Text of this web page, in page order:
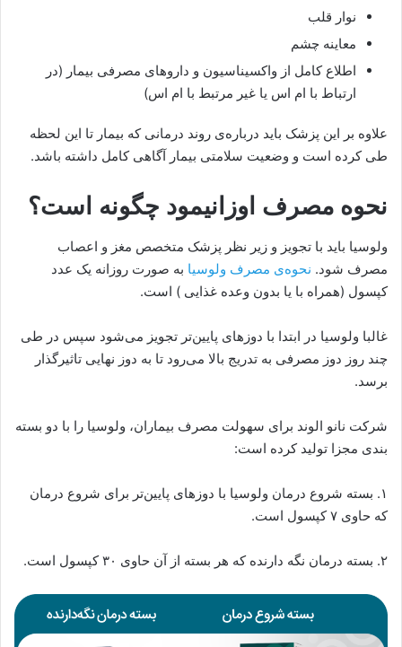
نوار قلب
معاینه چشم
اطلاع کامل از واکسیناسیون و داروهای مصرفی بیمار (در
ارتباط با ام اس یا غیر مرتبط با ام اس)
علاوه بر این پزشک باید درباره‌ی روند درمانی که بیمار تا این لحظه
طی کرده است و وضعیت سلامتی بیمار آگاهی کامل داشته باشد.
نحوه مصرف اوزانیمود چگونه است؟
ولوسیا باید با تجویز و زیر نظر پزشک متخصص مغز و اعصاب
مصرف شود. نحوه‌ی مصرف ولوسیا به صورت روزانه یک عدد
کپسول (همراه با یا بدون وعده غذایی ) است.
غالبا ولوسیا در ابتدا با دوزهای پایین‌تر تجویز می‌شود سپس در طی
چند روز دوز مصرفی به تدریج بالا می‌رود تا به دوز نهایی تاثیرگذار
برسد.
شرکت نانو الوند برای سهولت مصرف بیماران، ولوسیا را با دو بسته
بندی مجزا تولید کرده است:
۱. بسته شروع درمان ولوسیا با دوزهای پایین‌تر برای شروع درمان
که حاوی ۷ کپسول است.
۲. بسته درمان نگه دارنده که هر بسته‌‎ از آن حاوی ۳۰ کپسول است.